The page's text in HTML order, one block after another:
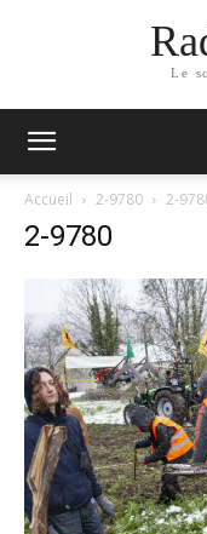
Le
Accueil 2-9780 2-
2-9780